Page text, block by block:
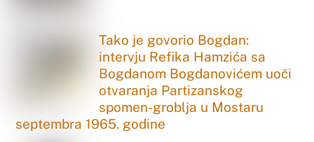
Tako je govorio Bogdan:
intervju Refika Hamzića sa
Bogdanom Bogdanovićem uoči
otvaranja Partizanskog
spomen-groblja u Mostaru
septembra 1965. godine